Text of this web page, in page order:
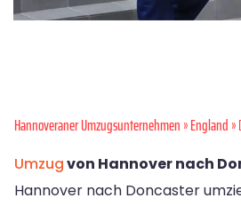
Hannoveraner Umzugsunternehmen»England
Umzugvon Hannover nach
Hannover nach Doncaster